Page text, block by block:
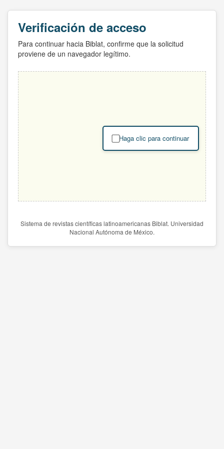
Verificación de acceso
Para continuar hacia Biblat, confirme que la solicitud
proviene de un navegador legítimo.
Haga clic para continuar
Sistema de revistas científicas latinoamericanas Biblat. Universidad
Nacional Autónoma de México.